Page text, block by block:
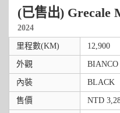
(已售出) Grecale
2024
里程數(KM) 12,900
外觀 BIANCO
內裝 BLACK
售價 NTD